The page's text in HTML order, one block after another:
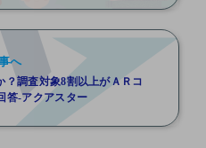
へ
？調査対象8割以上がＡＲコ
答-アクアスター